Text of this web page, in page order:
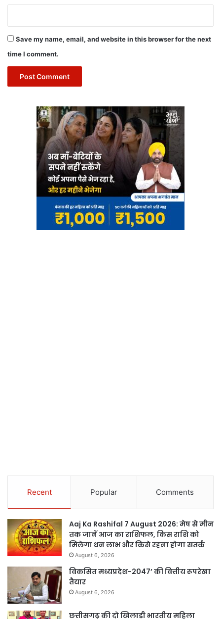
Save my name, email, and website in this browser for the next
time I comment.
Recent Popular Comments
Aaj Ka Rashifal 7 August 2026: मेष से मीन
तक जानें आज का राशिफल, किस राशि को
मिलेगा धन लाभ और किसे रहना होगा सतर्क
August 6, 2026
विकसित मध्यप्रदेश-2047’ की वित्तीय रूपरेखा
तैयार
August 6, 2026
छत्तीसगढ़ की दो खिलाड़ी भारतीय महिला